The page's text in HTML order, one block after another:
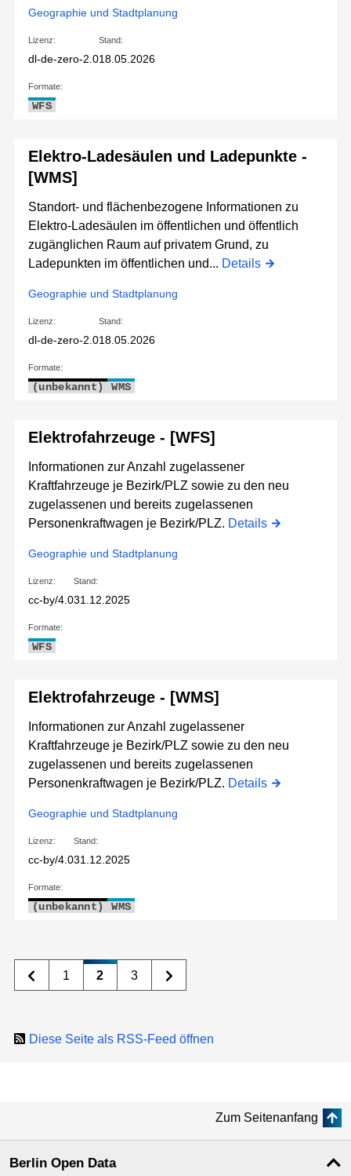
Geographie und Stadtplanung
Lizenz:
dl-de-zero-2.0
Stand:
18.05.2026
Formate:
WFS
Elektro-Ladesäulen und Ladepunkte -
[WMS]
Standort- und flächenbezogene Informationen zu
Elektro-Ladesäulen im öffentlichen und öffentlich
zugänglichen Raum auf privatem Grund, zu
Ladepunkten im öffentlichen und... Details
Geographie und Stadtplanung
Lizenz:
dl-de-zero-2.0
Stand:
18.05.2026
Formate:
(unbekannt) WMS
Elektrofahrzeuge - [WFS]
Informationen zur Anzahl zugelassener
Kraftfahrzeuge je Bezirk/PLZ sowie zu den neu
zugelassenen und bereits zugelassenen
Personenkraftwagen je Bezirk/PLZ. Details
Geographie und Stadtplanung
Lizenz:
cc-by/4.0
Stand:
31.12.2025
Formate:
WFS
Elektrofahrzeuge - [WMS]
Informationen zur Anzahl zugelassener
Kraftfahrzeuge je Bezirk/PLZ sowie zu den neu
zugelassenen und bereits zugelassenen
Personenkraftwagen je Bezirk/PLZ. Details
Geographie und Stadtplanung
Lizenz:
cc-by/4.0
Stand:
31.12.2025
Formate:
(unbekannt) WMS
1 2 3
Diese Seite als RSS-Feed öffnen
Zum Seitenanfang
Berlin Open Data